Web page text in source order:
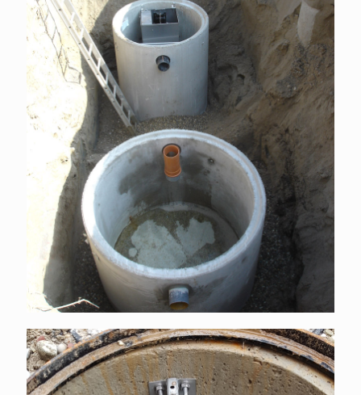
Fosse de refoulement et de
relevage